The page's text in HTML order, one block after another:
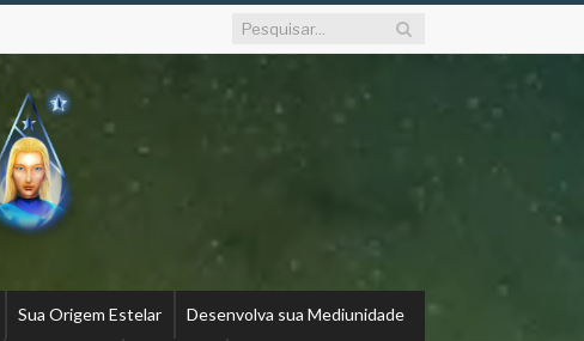
Sua Origem Estelar Desenvolva sua Mediunidade